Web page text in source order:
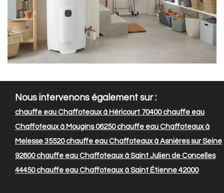
Nous intervenons également sur :
chauffe eau Chaffoteaux à Héricourt 70400chauffe eau
Chaffoteaux à Mougins 06250chauffe eau Chaffoteaux à
Melesse 35520chauffe eau Chaffoteaux à Asnières sur Seine
92600chauffe eau Chaffoteaux à Saint Julien de Concelles
44450chauffe eau Chaffoteaux à Saint Étienne 42000